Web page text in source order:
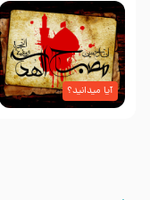
آیا میدانید؟